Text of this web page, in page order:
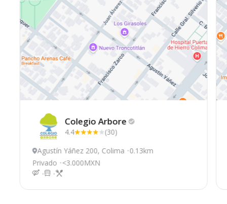
ColegioArbore
4.4
(30)
Agustín Yáñez 200, Colima 0.13km
Privado <3.000MXN